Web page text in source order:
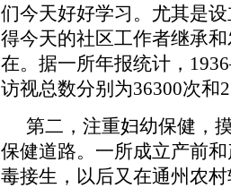
们今天好好学习。尤其是
得今天的社区工作者继承
在。据一所年报统计，
访视总数分别为36300次和
第二，注重妇幼保健，
保健道路。一所成立产前
毒接生，以后又在通州农